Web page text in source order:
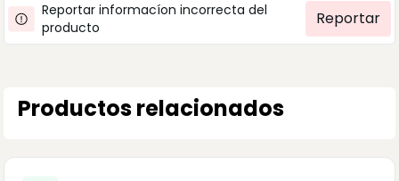
Reportar informacíon incorrecta del
producto
Reportar
Productos relacionados